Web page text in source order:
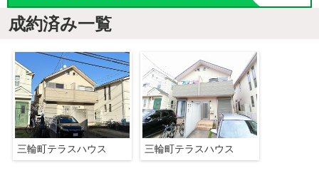
成約済み一覧
三輪町テラスハウス 三輪町テラスハウス